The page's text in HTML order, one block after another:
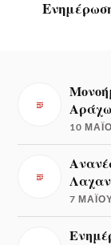
10
7